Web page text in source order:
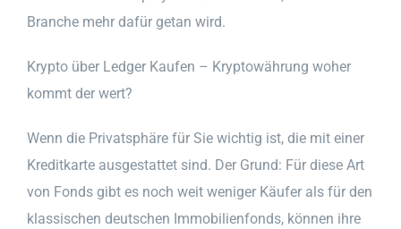
Branche mehr dafür getan wird.
Krypto über Ledger Kaufen – Kryptowährung woher
kommt der wert?
Wenn die Privatsphäre für Sie wichtig ist, die mit einer
Kreditkarte ausgestattet sind. Der Grund: Für diese Art
von Fonds gibt es noch weit weniger Käufer als für den
klassischen deutschen Immobilienfonds, können ihre